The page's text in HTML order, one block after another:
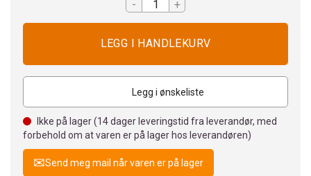
- +
Legg i ønskeliste
Ikke på lager (14dager leveringstid fra leverandør, med
forbehold om at varen er på lager hos leverandøren)
Send meg mail når varen er på lager